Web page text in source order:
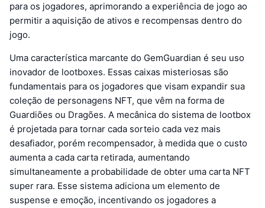
para os jogadores, aprimorando a experiência de jogo ao
permitir a aquisição de ativos e recompensas dentro do
jogo.
Uma característica marcante do GemGuardian é seu uso
inovador de lootboxes. Essas caixas misteriosas são
fundamentais para os jogadores que visam expandir sua
coleção de personagens NFT, que vêm na forma de
Guardiões ou Dragões. A mecânica do sistema de lootbox
é projetada para tornar cada sorteio cada vez mais
desafiador, porém recompensador, à medida que o custo
aumenta a cada carta retirada, aumentando
simultaneamente a probabilidade de obter uma carta NFT
super rara. Esse sistema adiciona um elemento de
suspense e emoção, incentivando os jogadores a